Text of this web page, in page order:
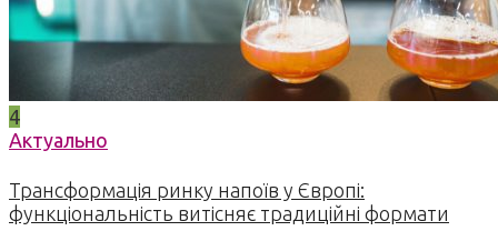
4
Актуально
Трансформація ринку напоїв у Європі:
функціональність витісняє традиційні формати